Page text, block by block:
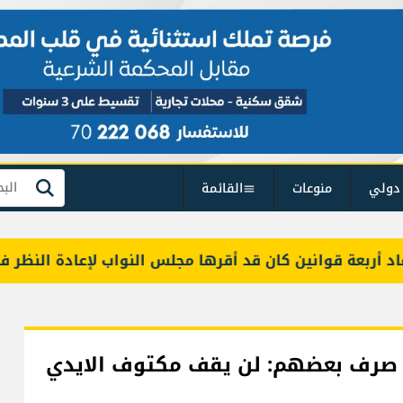
منوعات القائمة بحث
قوانين كان قد أقرها مجلس النواب لإعادة النظر فيها
صرف بعضهم: لن يقف مكتوف الايدي